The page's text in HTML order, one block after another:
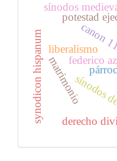
federico
matrimonio
canon
potestad
sínodos
sínodos
synodicon hispanum derecho
liberalismo